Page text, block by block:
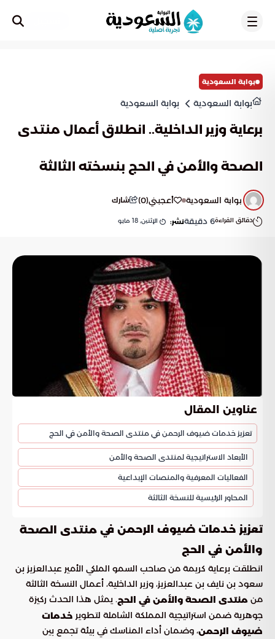
بوابة السعودية
بوابة السعودية بوابة السعودية
برعاية وزير الداخلية.. انطلاق أعمال منتدى
الصحة والأمن في الحج بنسخته الثالثة
بوابة السعودية أعجبني(
0
) شارك
دقائق القراءة6 دقيقةنشر: الإثنين, 18 مايو
عناوين المقال
تعزيز خدمات ضيوف الرحمن في منتدى الصحة والأمن في الحج
الأبعاد الاستراتيجية لمنتدى الصحة والأمن
الفعاليات المعرفية والمنصات الإبداعية
المحاور الرئيسية للنسخة الثالثة
تعزيز خدمات ضيوف الرحمن في منتدى الصحة
والأمن في الحج
انطلقت برعاية كريمة من صاحب السمو الملكي الأمير عبدالعزيز بن
سعود بن نايف بن عبدالعزيز، وزير الداخلية، أعمال النسخة الثالثة
من منتدى الصحة والأمن في الحج. يمثل هذا الحدث ركيزة
جوهرية ضمن استراتيجية المملكة الشاملة لتطوير خدمات
ضيوف الرحمن، وضمان أداء المناسك في بيئة تجمع بين